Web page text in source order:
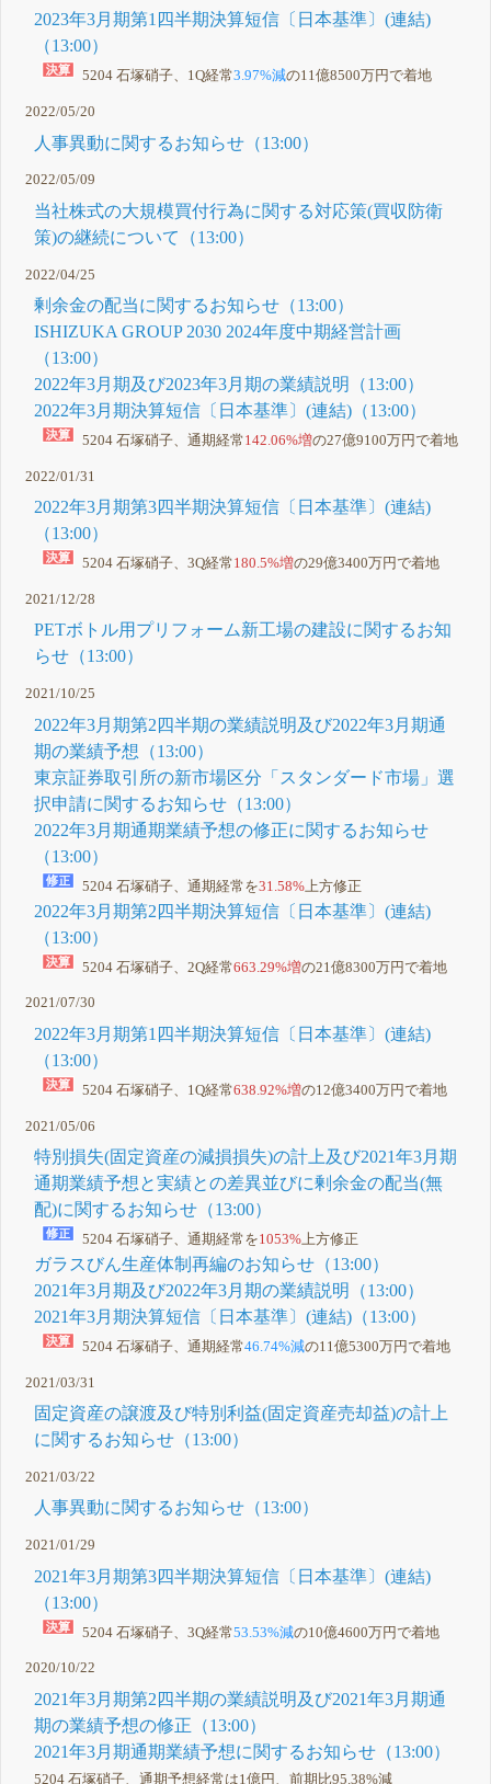
2023年3月期第1四半期決算短信〔日本基準〕(連結)
（13:00）
5204 石塚硝子、1Q経常3.97%減の11億8500万円で着地
2022/05/20
人事異動に関するお知らせ（13:00）
2022/05/09
当社株式の大規模買付行為に関する対応策(買収防衛
策)の継続について（13:00）
2022/04/25
剰余金の配当に関するお知らせ（13:00）
ISHIZUKA GROUP 2030 2024年度中期経営計画
（13:00）
2022年3月期及び2023年3月期の業績説明（13:00）
2022年3月期決算短信〔日本基準〕(連結)（13:00）
5204 石塚硝子、通期経常142.06%増の27億9100万円で着地
2022/01/31
2022年3月期第3四半期決算短信〔日本基準〕(連結)
（13:00）
5204 石塚硝子、3Q経常180.5%増の29億3400万円で着地
2021/12/28
PETボトル用プリフォーム新工場の建設に関するお知
らせ（13:00）
2021/10/25
2022年3月期第2四半期の業績説明及び2022年3月期通
期の業績予想（13:00）
東京証券取引所の新市場区分「スタンダード市場」選
択申請に関するお知らせ（13:00）
2022年3月期通期業績予想の修正に関するお知らせ
（13:00）
5204 石塚硝子、通期経常を31.58% 上方修正
2022年3月期第2四半期決算短信〔日本基準〕(連結)
（13:00）
5204 石塚硝子、2Q経常663.29%増の21億8300万円で着地
2021/07/30
2022年3月期第1四半期決算短信〔日本基準〕(連結)
（13:00）
5204 石塚硝子、1Q経常638.92%増の12億3400万円で着地
2021/05/06
特別損失(固定資産の減損損失)の計上及び2021年3月期
通期業績予想と実績との差異並びに剰余金の配当(無
配)に関するお知らせ（13:00）
5204 石塚硝子、通期経常を1053%上方修正
ガラスびん生産体制再編のお知らせ（13:00）
2021年3月期及び2022年3月期の業績説明（13:00）
2021年3月期決算短信〔日本基準〕(連結)（13:00）
5204 石塚硝子、通期経常46.74%減の11億5300万円で着地
2021/03/31
固定資産の譲渡及び特別利益(固定資産売却益)の計上
に関するお知らせ（13:00）
2021/03/22
人事異動に関するお知らせ（13:00）
2021/01/29
2021年3月期第3四半期決算短信〔日本基準〕(連結)
（13:00）
5204 石塚硝子、3Q経常53.53%減の10億4600万円で着地
2020/10/22
2021年3月期第2四半期の業績説明及び2021年3月期通
期の業績予想の修正（13:00）
2021年3月期通期業績予想に関するお知らせ（13:00）
5204 石塚硝子、通期予想経常は1億円、前期比95.38%減